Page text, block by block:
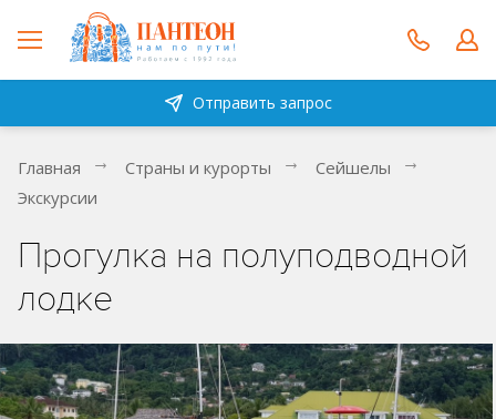
Отправить запрос
Главная Страны и курорты
Сейшелы
Экскурсии
Прогулка на полуподводной
лодке